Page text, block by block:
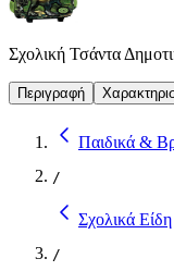
Σχολική Τσάντα
Περιγραφή
Παιδικά &
/
Σχολικά Είδη
/